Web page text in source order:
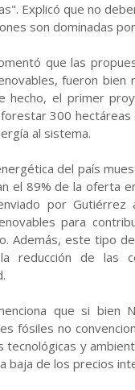
Explicó que no
son dominadas
que las
fueron bien
hecho, el primer
300 hectáreas
al sistema.
del país
el 89% de la oferta
por Gutiérrez
para
Además, este tipo
reducción de las
que si bien
fósiles no
tecnológicas y
baja de los precios